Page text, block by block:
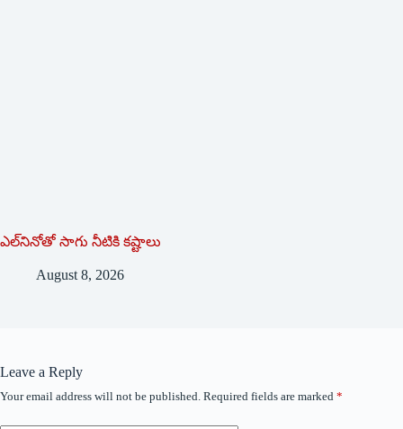
ఎల్‌నినోతో సాగు నీటికి కష్టాలు
August 8, 2026
Leave a Reply
Your email address will not be published. Required fields are marked *